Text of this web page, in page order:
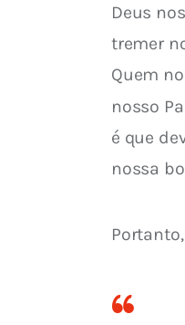
Deus
tremer
Quem
nosso
é que
nossa